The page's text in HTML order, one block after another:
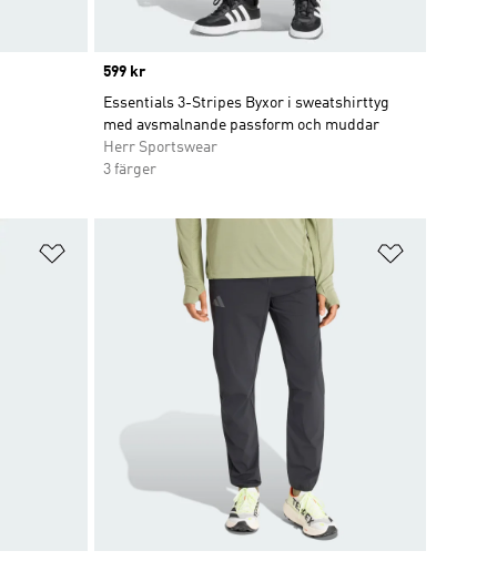
Price
599 kr
Essentials 3-Stripes Byxor i sweatshirttyg
med avsmalnande passform och muddar
Herr Sportswear
3 färger
Lägg till på önskelistan